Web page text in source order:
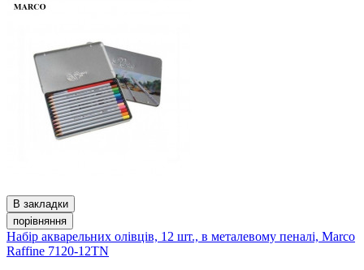
В закладки
порівняння
Набір акварельних олівців, 12 шт., в металевому пеналі, Marco
Raffine 7120-12TN